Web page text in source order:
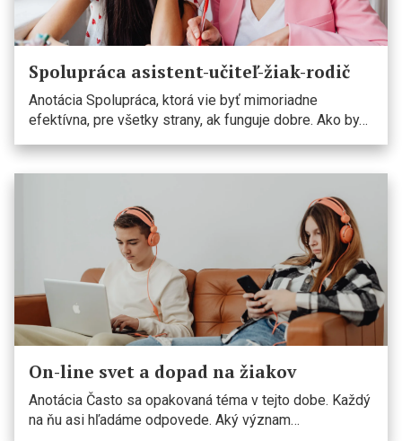
Spolupráca asistent-učiteľ-žiak-rodič
Anotácia Spolupráca, ktorá vie byť mimoriadne
efektívna, pre všetky strany, ak funguje dobre. Ako by…
On-line svet a dopad na žiakov
Anotácia Často sa opakovaná téma v tejto dobe. Každý
na ňu asi hľadáme odpovede. Aký význam…